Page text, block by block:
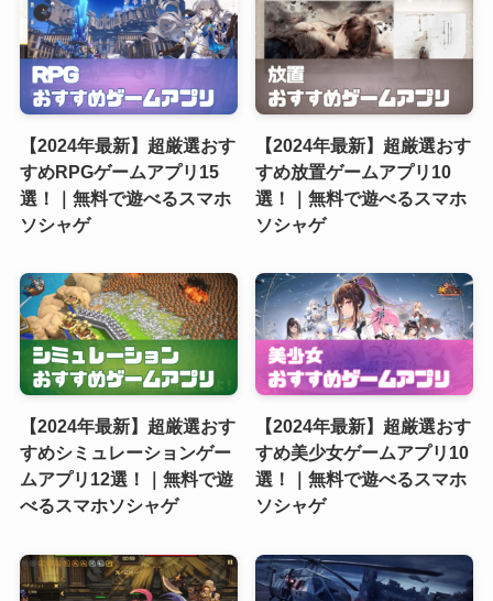
【2024年最新】超厳選おす
すめRPGゲームアプリ15
選！｜無料で遊べるスマホ
ソシャゲ
【2024年最新】超厳選おす
すめ放置ゲームアプリ10
選！｜無料で遊べるスマホ
ソシャゲ
【2024年最新】超厳選おす
すめシミュレーションゲー
ムアプリ12選！｜無料で遊
べるスマホソシャゲ
【2024年最新】超厳選おす
すめ美少女ゲームアプリ10
選！｜無料で遊べるスマホ
ソシャゲ